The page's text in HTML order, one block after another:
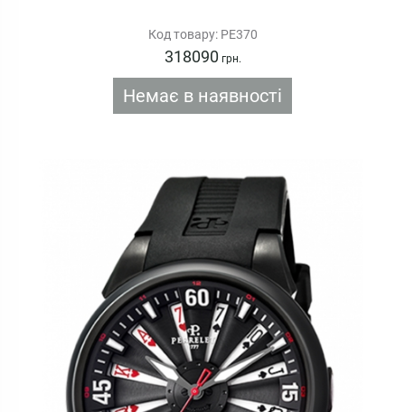
Код товару: PE370
318090 грн.
Немає в наявності